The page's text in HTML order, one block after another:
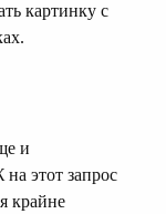
картинку с
и
этот запрос
крайне